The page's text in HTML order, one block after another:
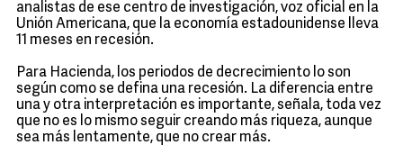
analistas de ese centro de investigación, voz oficial en la
Unión Americana, que la economía estadounidense lleva
11 meses en recesión.
Para Hacienda, los periodos de decrecimiento lo son
según como se defina una recesión. La diferencia entre
una y otra interpretación es importante, señala, toda vez
que no es lo mismo seguir creando más riqueza, aunque
sea más lentamente, que no crear más.